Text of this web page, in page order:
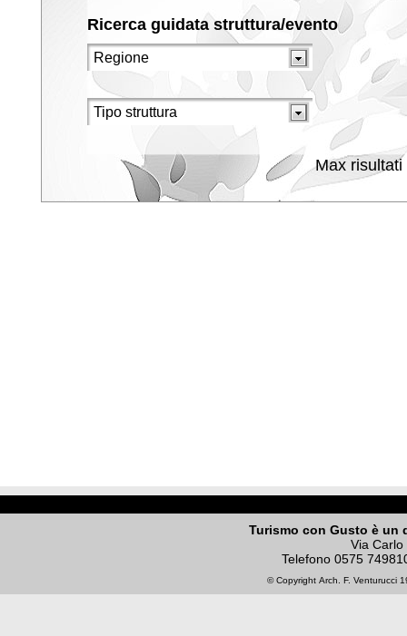
Ricerca guidata struttura/evento
Max risultati
Turismo con Gusto è un
Via
Telefono 0575
© Copyright Arch. F. Venturucci